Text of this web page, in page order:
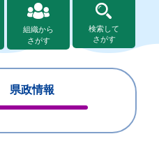
組織から
さがす
検索して
さがす
県政情報